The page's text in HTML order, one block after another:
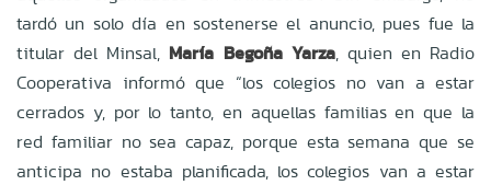
tardó un solo día en sostenerse el anuncio, pues fue la
titular del Minsal, María Begoña Yarza, quien en Radio
Cooperativa informó que “los colegios no van a estar
cerrados y, por lo tanto, en aquellas familias en que la
red familiar no sea capaz, porque esta semana que se
anticipa no estaba planificada, los colegios van a estar